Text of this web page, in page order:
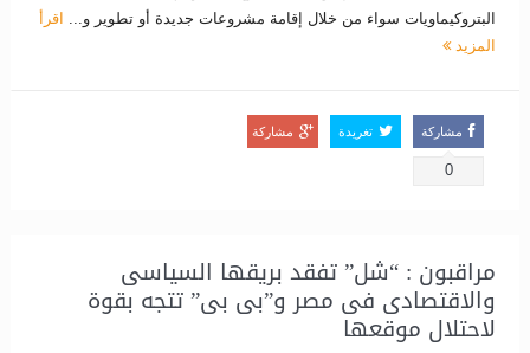
البتروكيماويات سواء من خلال إقامة مشروعات جديدة أو تطوير و... اقرأ
المزيد
مشاركة
0
تغريدة مشاركة
مراقبون : “شل” تفقد بريقها السياسى
والاقتصادى فى مصر و”بى بى” تتجه بقوة
لاحتلال موقعها